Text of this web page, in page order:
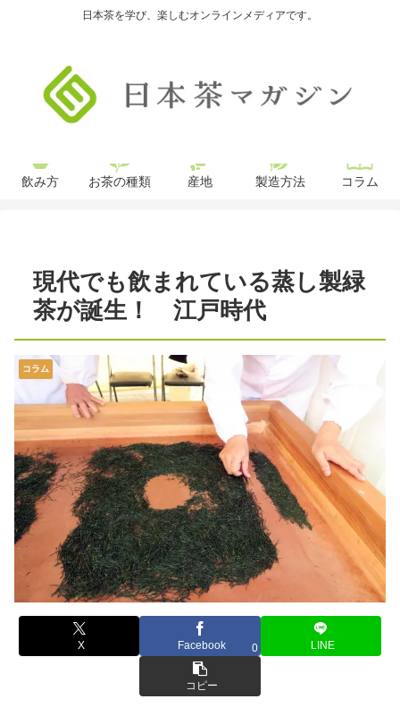
日本茶を学び、楽しむオンラインメディアです。
飲み方 お茶の種類 産地 製造方法 コラム
現代でも飲まれている蒸し製緑
茶が誕生！ 江戸時代
コラム
X Facebook 0 LINE
コピー